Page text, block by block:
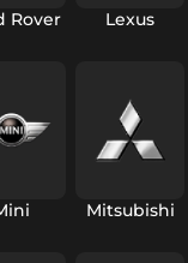
Rover Lexus
Mitsubishi